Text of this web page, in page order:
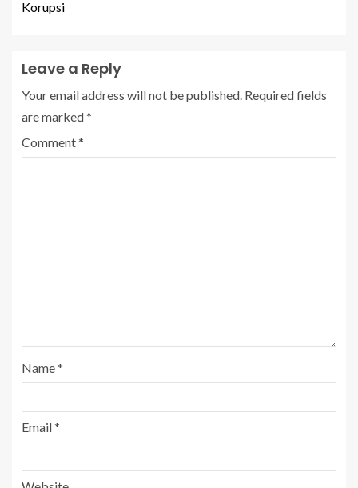
Korupsi
Leave a Reply
Your email address will not be published. Required fields
are marked*
Comment*
Name*
Email*